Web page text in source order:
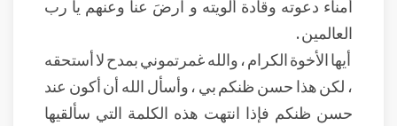
أمناء دعوته وقادة ألويته و ارضَ عنا وعنهم يا رب
العالمين .
أيها الأخوة الكرام ، والله غمرتموني بمدح لا أستحقه
، لكن هذا حسن ظنكم بي ، وأسأل الله أن أكون عند
حسن ظنكم فإذا انتهت هذه الكلمة التي سألقيها